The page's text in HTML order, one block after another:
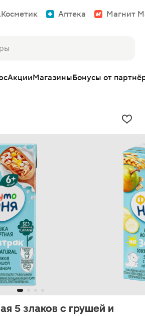
Аптека Магнит
АкцииМагазиныБонусы от
5 злаков с грушей и